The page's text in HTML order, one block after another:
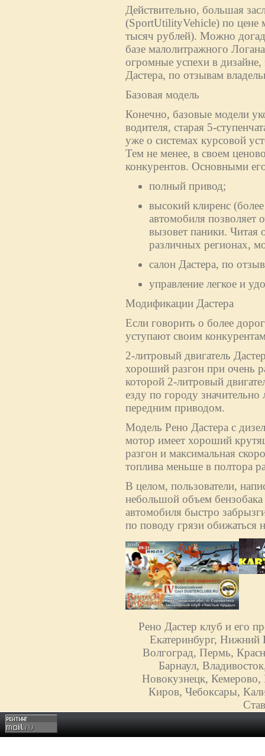
Действительно, большая
(SportUtilityVehicle) по цене
тысяч рублей). Можно
базе малолитражного
огромные успехи в
Дастера, по отзывам
Базовая модель
Конечно, базовые модели
водителя, старая 5-
уже о системах курсовой
Тем не менее, в своем
конкурентов. Основными
полный привод;
высокий клиренс
автомобиля позволяет
вызовет паники. Читая
различных регионах,
салон Дастера, по
управление легкое и
Модификации Дастера
Если говорить о более
уступают своим
2-литровый двигатель
хороший разгон при очень
которой 2-литровый
езду по городу
передним приводом.
Модель Рено Дастера с
мотор имеет хороший
разгон и максимальная
топлива меньше в полтора
В целом, пользователи,
небольшой объем бензобака
автомобиля быстро
по поводу грязи обижаться
Рено Дастер клуб и его
Екатеринбург, Нижний
Волгоград, Пермь,
Барнаул,
Новокузнецк,
Киров, Чебоксары,